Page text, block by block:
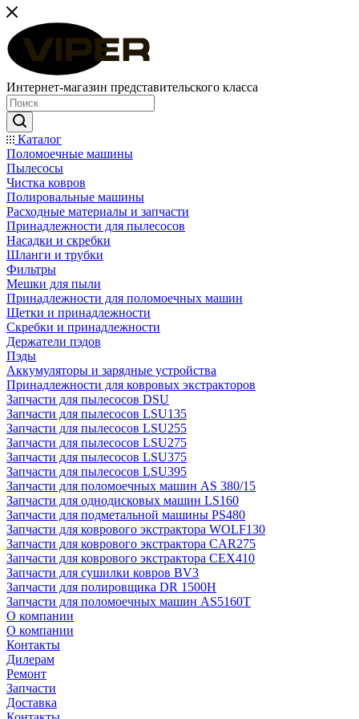
Интернет-магазин представительского класса
Каталог
Поломоечные машины
Пылесосы
Чистка ковров
Полировальные машины
Расходные материалы и запчасти
Принадлежности для пылесосов
Насадки и скребки
Шланги и трубки
Фильтры
Мешки для пыли
Принадлежности для поломоечных машин
Щетки и принадлежности
Скребки и принадлежности
Держатели пэдов
Пэды
Аккумуляторы и зарядные устройства
Принадлежности для ковровых экстракторов
Запчасти для пылесосов DSU
Запчасти для пылесосов LSU135
Запчасти для пылесосов LSU255
Запчасти для пылесосов LSU275
Запчасти для пылесосов LSU375
Запчасти для пылесосов LSU395
Запчасти для поломоечных машин AS 380/15
Запчасти для однодисковых машин LS160
Запчасти для подметальной машины PS480
Запчасти для коврового экстрактора WOLF130
Запчасти для коврового экстрактора CAR275
Запчасти для коврового экстрактора CEX410
Запчасти для сушилки ковров BV3
Запчасти для полировщика DR 1500H
Запчасти для поломоечных машин AS5160T
О компании
О компании
Контакты
Дилерам
Ремонт
Запчасти
Доставка